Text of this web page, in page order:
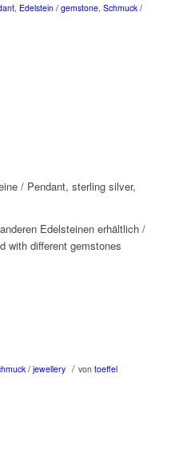
, Edelstein / gemstone, Schmuck /
/ Pendant, sterling silver,
Edelsteinen erhältlich /
with different gemstones
/ jewellery / von toeffel